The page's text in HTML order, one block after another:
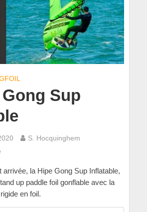
Sup
S. Hocquinghem
arrivée, la Hipe Gong Sup Inflatable,
up paddle foil gonflable avec la
en foil.